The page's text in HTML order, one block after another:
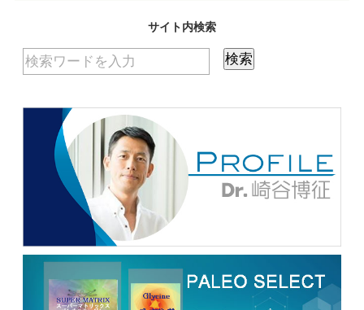
サイト内検索